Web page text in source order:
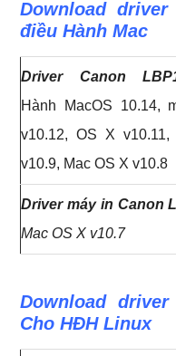
Download driver
điều Hành Mac
Driver Canon
Hành MacOS 10.14,
v10.12, OS X
v10.9, Mac OS X v10.8
Driver máy in Canon
Mac OS X v10.7
Download
Cho HĐH Linux